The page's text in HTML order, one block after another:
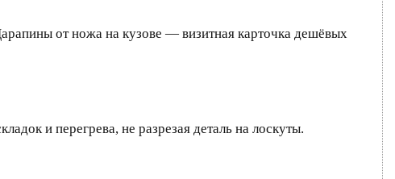
от ножа на кузове — визитная карточка дешёвых
и перегрева, не разрезая деталь на лоскуты.